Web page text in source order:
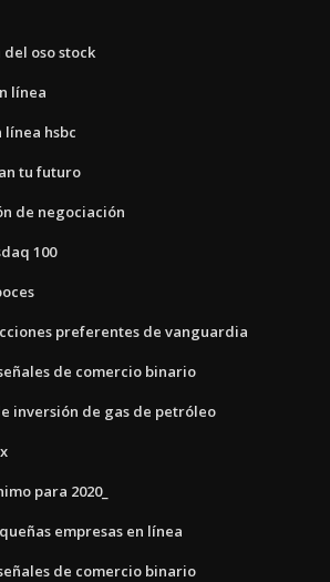
oso stock
línea
línea hsbc
tu futuro
de negociación
100
preferentes de vanguardia
de comercio binario
inversión de gas de petróleo
para 2020_
empresas en línea
de comercio binario